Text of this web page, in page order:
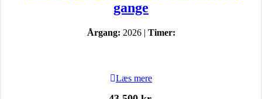
gange
Årgang: 2026 | Timer:
Læs mere